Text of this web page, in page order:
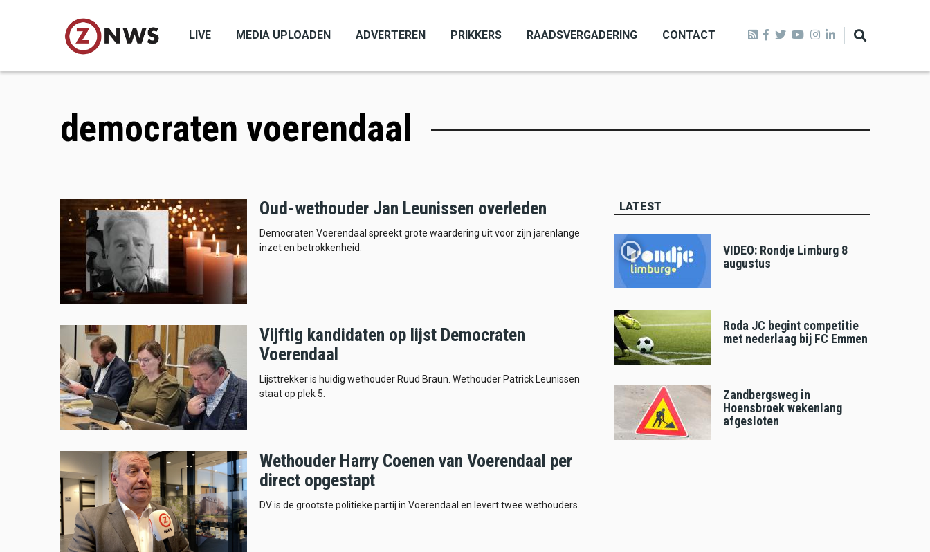
LIVE MEDIA UPLOADEN ADVERTEREN PRIKKERS RAADSVERGADERING CONTACT
democraten voerendaal
Oud-wethouder Jan Leunissen overleden
Democraten Voerendaal spreekt grote waardering uit voor zijn jarenlange
inzet en betrokkenheid.
Vijftig kandidaten op lijst Democraten
Voerendaal
Lijsttrekker is huidig wethouder Ruud Braun. Wethouder Patrick Leunissen
staat op plek 5.
Wethouder Harry Coenen van Voerendaal per
direct opgestapt
DV is de grootste politieke partij in Voerendaal en levert twee wethouders.
LATEST
VIDEO: Rondje Limburg 8
augustus
Roda JC begint competitie
met nederlaag bij FC Emmen
Zandbergsweg in
Hoensbroek wekenlang
afgesloten